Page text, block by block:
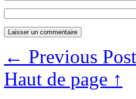
← Previous Post
Haut de page ↑